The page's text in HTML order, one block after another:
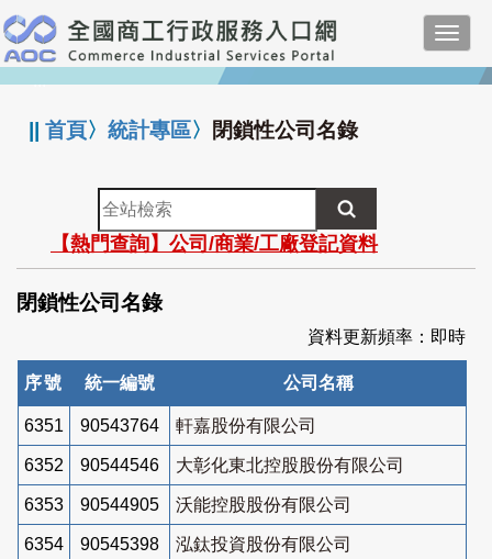
跳
到
主
要
:::
||首頁〉統計專區〉 閉鎖性公司名錄
全
站
檢
索
【熱門查詢】公司/商業/工廠登記資料
閉鎖性公司名錄
資料更新頻率：即時
序號 統一編號 公司名稱
6351 90543764 軒嘉股份有限公司
6352 90544546 大彰化東北控股股份有限公司
6353 90544905 沃能控股股份有限公司
6354 90545398 泓鈦投資股份有限公司